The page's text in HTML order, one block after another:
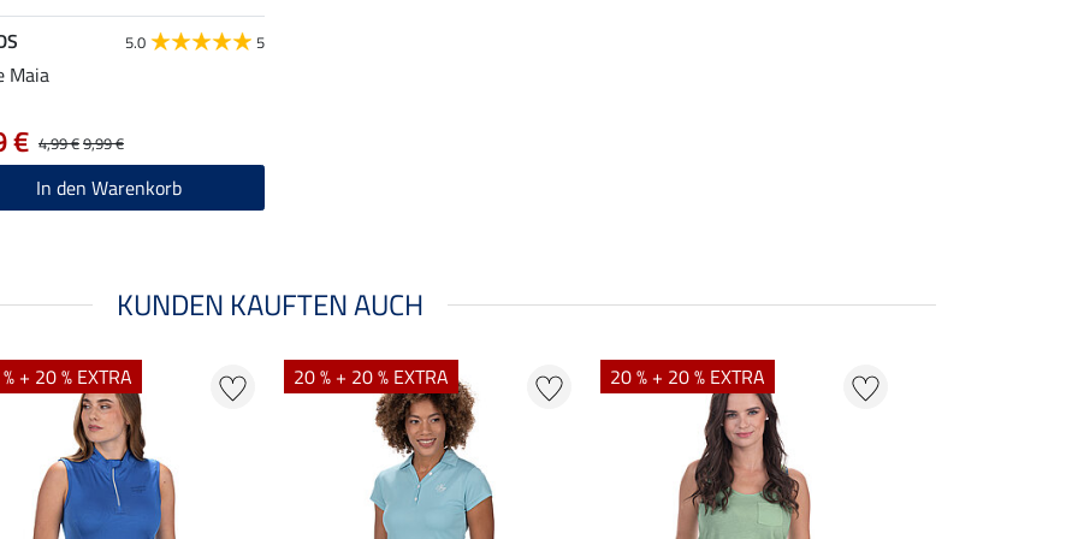
5.0 5
Maia
4,99 €9,99 €
€
In den Warenkorb
KUNDEN KAUFTEN AUCH
+ 20 % EXTRA 20 % + 20 % EXTRA 20 % + 20 % EXTRA